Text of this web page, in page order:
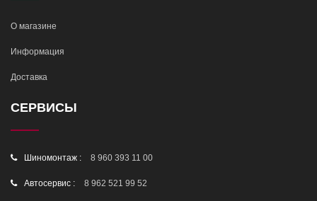
О магазине
Информация
Доставка
СЕРВИСЫ
Шиномонтаж : 8 960 393 11 00
Автосервис : 8 962 521 99 52